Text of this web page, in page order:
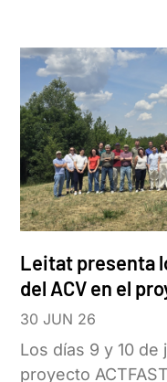
Leitat presenta
del ACV en el
30 JUN 26
Los días 9 y 10
proyecto